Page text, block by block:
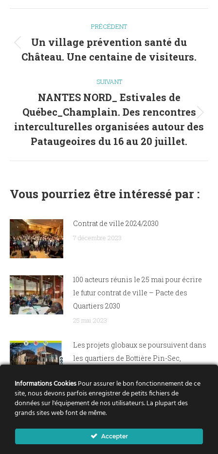
Navigation
article
PRÉCÉDENT
Article
précédent
Un village prévention santé du
Château. Une centaine de visiteurs.
SUIVANT
Article
suivant
:
NANTES NORD_ Estivales de
Québec_Champlain. Des rencontres
interculturelles organisées autour des
Pataugeoires du 16 au 20 juillet.
Vous pourriez être intéressé par :
Contrat de ville 2024/2030
7 décembre 2023
100 acteurs réunis le 25 mai pour écrire
le futur contrat de ville – Pacte des
Quartiers 2030
25 mai 2023
Les projets globaux se poursuivent dans
les quartiers de Bottière Pin-Sec,
21 avril 2022
Rezé Château : le renouvellement urbain
15 septembre 2021
Informations CookiesPour assurer le bon fonctionnement de ce
site, nous devons parfois enregistrer de petits fichiers de
données sur l'équipement de nos utilisateurs. La plupart des
grands sites web font de même.
Accepter